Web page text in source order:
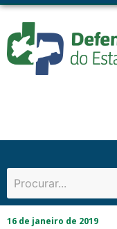
16 de janeiro de 2019